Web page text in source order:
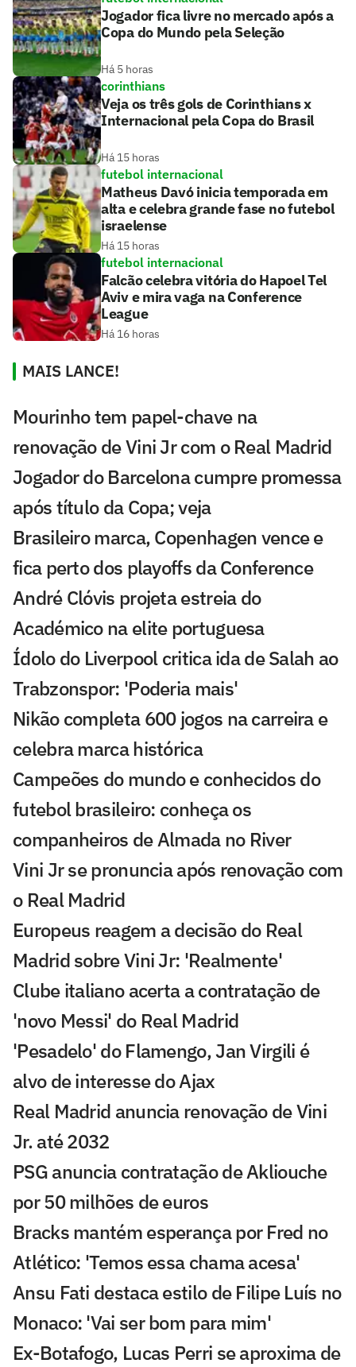
Jogador fica livre no mercado após a
Copa do Mundo pela Seleção
Há 5 horas
corinthians
Veja os três gols de Corinthians x
Internacional pela Copa do Brasil
Há 15 horas
futebol internacional
Matheus Davó inicia temporada em
alta e celebra grande fase no futebol
israelense
Há 15 horas
futebol internacional
Falcão celebra vitória do Hapoel Tel
Aviv e mira vaga na Conference
League
Há 16 horas
MAIS LANCE!
Mourinho tem papel-chave na
renovação de Vini Jr com o Real Madrid
Jogador do Barcelona cumpre promessa
após título da Copa; veja
Brasileiro marca, Copenhagen vence e
fica perto dos playoffs da Conference
André Clóvis projeta estreia do
Académico na elite portuguesa
Ídolo do Liverpool critica ida de Salah ao
Trabzonspor: 'Poderia mais'
Nikão completa 600 jogos na carreira e
celebra marca histórica
Campeões do mundo e conhecidos do
futebol brasileiro: conheça os
companheiros de Almada no River
Vini Jr se pronuncia após renovação com
o Real Madrid
Europeus reagem a decisão do Real
Madrid sobre Vini Jr: 'Realmente'
Clube italiano acerta a contratação de
'novo Messi' do Real Madrid
'Pesadelo' do Flamengo, Jan Virgili é
alvo de interesse do Ajax
Real Madrid anuncia renovação de Vini
Jr. até 2032
PSG anuncia contratação de Akliouche
por 50 milhões de euros
Bracks mantém esperança por Fred no
Atlético: 'Temos essa chama acesa'
Ansu Fati destaca estilo de Filipe Luís no
Monaco: 'Vai ser bom para mim'
Ex-Botafogo, Lucas Perri se aproxima de